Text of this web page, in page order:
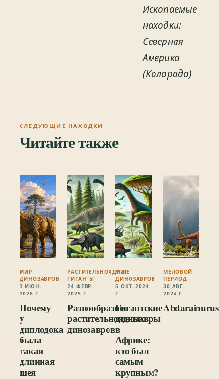
Ископаемые
находки:
Северная
Америка
(Колорадо)
СЛЕДУЮЩИЕ НАХОДКИ
Читайте также
МИР
ДИНОЗАВРОВ
3 ИЮН.
2026 Г.
Почему
у
диплодока
была
такая
длинная
шея
РАСТИТЕЛЬНОЯДНЫЕ
ГИГАНТЫ
24 ФЕВР.
2025 Г.
Разнообразие
растительноядных
динозавров
МИР
ДИНОЗАВРОВ
5 ОКТ. 2024
Г.
Гигантские
динозавры
в
Африке:
кто был
самым
крупным?
МЕЛОВОЙ
ПЕРИОД
30 АВГ.
2024 Г.
Abdarainurus